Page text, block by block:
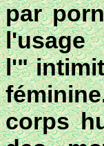
par
l'"
corps